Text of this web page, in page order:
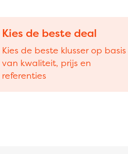
Kies de beste deal
Kies de beste klusser op basis
van kwaliteit, prijs en
referenties